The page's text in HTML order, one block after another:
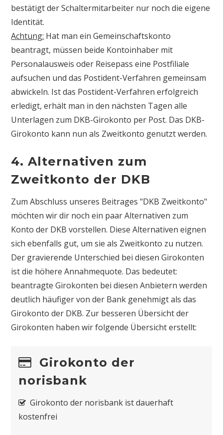
bestätigt der Schaltermitarbeiter nur noch die eigene
Identität.
Achtung: Hat man ein Gemeinschaftskonto
beantragt, müssen beide Kontoinhaber mit
Personalausweis oder Reisepass eine Postfiliale
aufsuchen und das Postident-Verfahren gemeinsam
abwickeln. Ist das Postident-Verfahren erfolgreich
erledigt, erhält man in den nächsten Tagen alle
Unterlagen zum DKB-Girokonto per Post. Das DKB-
Girokonto kann nun als Zweitkonto genutzt werden.
4. Alternativen zum
Zweitkonto der DKB
Zum Abschluss unseres Beitrages "DKB Zweitkonto"
möchten wir dir noch ein paar Alternativen zum
Konto der DKB vorstellen. Diese Alternativen eignen
sich ebenfalls gut, um sie als Zweitkonto zu nutzen.
Der gravierende Unterschied bei diesen Girokonten
ist die höhere Annahmequote. Das bedeutet:
beantragte Girokonten bei diesen Anbietern werden
deutlich häufiger von der Bank genehmigt als das
Girokonto der DKB. Zur besseren Übersicht der
Girokonten haben wir folgende Übersicht erstellt:
Girokonto der
norisbank
Girokonto der norisbank ist dauerhaft
kostenfrei